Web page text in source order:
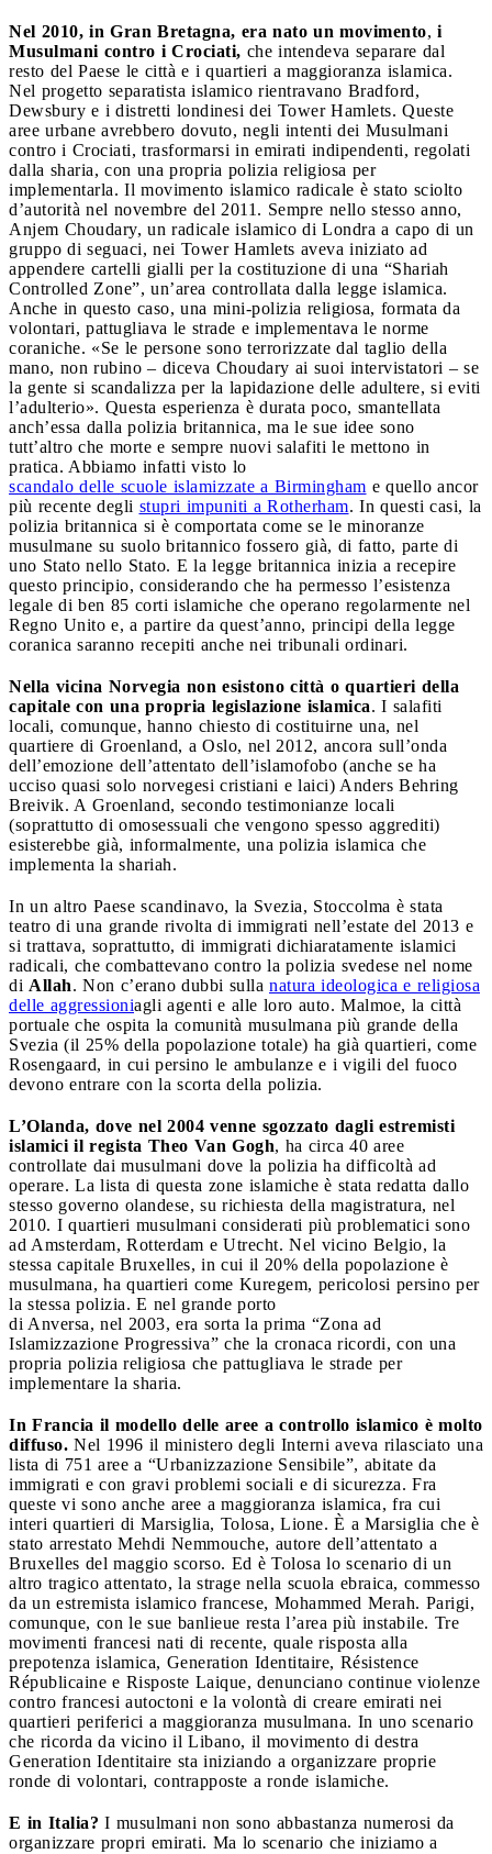
Nel 2010, in Gran Bretagna, era nato un movimento, i
Musulmani contro i Crociati, che intendeva separare dal
resto del Paese le città e i quartieri a maggioranza islamica.
Nel progetto separatista islamico rientravano Bradford,
Dewsbury e i distretti londinesi dei Tower Hamlets. Queste
aree urbane avrebbero dovuto, negli intenti dei Musulmani
contro i Crociati, trasformarsi in emirati indipendenti, regolati
dalla sharia, con una propria polizia religiosa per
implementarla. Il movimento islamico radicale è stato sciolto
d’autorità nel novembre del 2011. Sempre nello stesso anno,
Anjem Choudary, un radicale islamico di Londra a capo di un
gruppo di seguaci, nei Tower Hamlets aveva iniziato ad
appendere cartelli gialli per la costituzione di una “Shariah
Controlled Zone”, un’area controllata dalla legge islamica.
Anche in questo caso, una mini-polizia religiosa, formata da
volontari, pattugliava le strade e implementava le norme
coraniche. «Se le persone sono terrorizzate dal taglio della
mano, non rubino – diceva Choudary ai suoi intervistatori – se
la gente si scandalizza per la lapidazione delle adultere, si eviti
l’adulterio». Questa esperienza è durata poco, smantellata
anch’essa dalla polizia britannica, ma le sue idee sono
tutt’altro che morte e sempre nuovi salafiti le mettono in
pratica. Abbiamo infatti visto lo
scandalo delle scuole islamizzate a Birmingham e quello ancor
più recente degli stupri impuniti a Rotherham. In questi casi, la
polizia britannica si è comportata come se le minoranze
musulmane su suolo britannico fossero già, di fatto, parte di
uno Stato nello Stato. E la legge britannica inizia a recepire
questo principio, considerando che ha permesso l’esistenza
legale di ben 85 corti islamiche che operano regolarmente nel
Regno Unito e, a partire da quest’anno, principi della legge
coranica saranno recepiti anche nei tribunali ordinari.
Nella vicina Norvegia non esistono città o quartieri della
capitale con una propria legislazione islamica. I salafiti
locali, comunque, hanno chiesto di costituirne una, nel
quartiere di Groenland, a Oslo, nel 2012, ancora sull’onda
dell’emozione dell’attentato dell’islamofobo (anche se ha
ucciso quasi solo norvegesi cristiani e laici) Anders Behring
Breivik. A Groenland, secondo testimonianze locali
(soprattutto di omosessuali che vengono spesso aggrediti)
esisterebbe già, informalmente, una polizia islamica che
implementa la shariah.
In un altro Paese scandinavo, la Svezia, Stoccolma è stata
teatro di una grande rivolta di immigrati nell’estate del 2013 e
si trattava, soprattutto, di immigrati dichiaratamente islamici
radicali, che combattevano contro la polizia svedese nel nome
di Allah. Non c’erano dubbi sulla natura ideologica e religiosa
delle aggressioniagli agenti e alle loro auto. Malmoe, la città
portuale che ospita la comunità musulmana più grande della
Svezia (il 25% della popolazione totale) ha già quartieri, come
Rosengaard, in cui persino le ambulanze e i vigili del fuoco
devono entrare con la scorta della polizia.
L’Olanda, dove nel 2004 venne sgozzato dagli estremisti
islamici il regista Theo Van Gogh, ha circa 40 aree
controllate dai musulmani dove la polizia ha difficoltà ad
operare. La lista di questa zone islamiche è stata redatta dallo
stesso governo olandese, su richiesta della magistratura, nel
2010. I quartieri musulmani considerati più problematici sono
ad Amsterdam, Rotterdam e Utrecht. Nel vicino Belgio, la
stessa capitale Bruxelles, in cui il 20% della popolazione è
musulmana, ha quartieri come Kuregem, pericolosi persino per
la stessa polizia. E nel grande porto
di Anversa, nel 2003, era sorta la prima “Zona ad
Islamizzazione Progressiva” che la cronaca ricordi, con una
propria polizia religiosa che pattugliava le strade per
implementare la sharia.
In Francia il modello delle aree a controllo islamico è molto
diffuso. Nel 1996 il ministero degli Interni aveva rilasciato una
lista di 751 aree a “Urbanizzazione Sensibile”, abitate da
immigrati e con gravi problemi sociali e di sicurezza. Fra
queste vi sono anche aree a maggioranza islamica, fra cui
interi quartieri di Marsiglia, Tolosa, Lione. È a Marsiglia che è
stato arrestato Mehdi Nemmouche, autore dell’attentato a
Bruxelles del maggio scorso. Ed è Tolosa lo scenario di un
altro tragico attentato, la strage nella scuola ebraica, commesso
da un estremista islamico francese, Mohammed Merah. Parigi,
comunque, con le sue banlieue resta l’area più instabile. Tre
movimenti francesi nati di recente, quale risposta alla
prepotenza islamica, Generation Identitaire, Résistence
Républicaine e Risposte Laique, denunciano continue violenze
contro francesi autoctoni e la volontà di creare emirati nei
quartieri periferici a maggioranza musulmana. In uno scenario
che ricorda da vicino il Libano, il movimento di destra
Generation Identitaire sta iniziando a organizzare proprie
ronde di volontari, contrapposte a ronde islamiche.
E in Italia? I musulmani non sono abbastanza numerosi da
organizzare propri emirati. Ma lo scenario che iniziamo a